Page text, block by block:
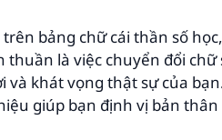
bảng chữ cái thần số
là việc chuyển đổi chữ
khát vọng thật sự của
giúp bạn định vị bản